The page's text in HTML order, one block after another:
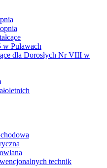
w Puławach
dla Dorosłych Nr VIII w
technik